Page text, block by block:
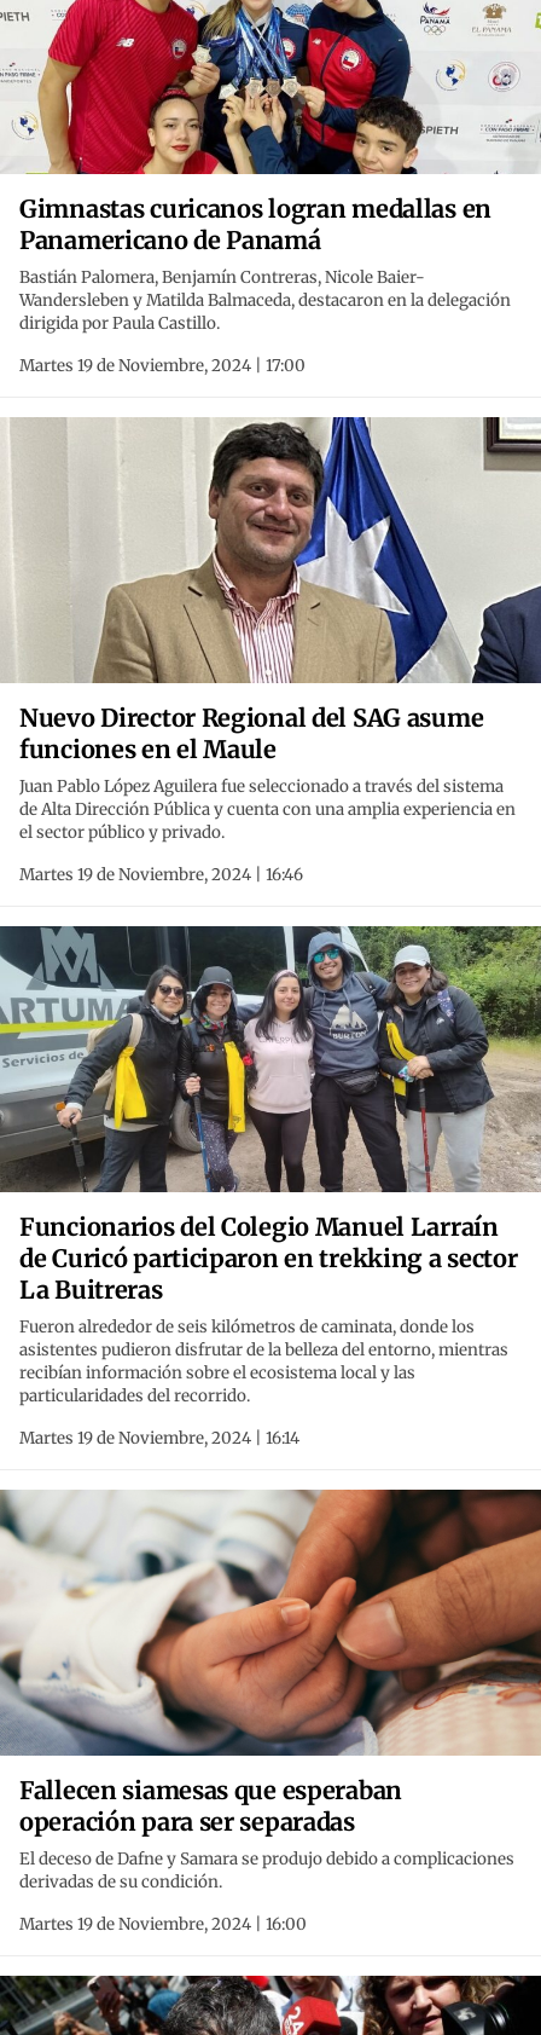
Gimnastas curicanos logran medallas en
Panamericano de Panamá
Bastián Palomera, Benjamín Contreras, Nicole Baier-
Wandersleben y Matilda Balmaceda, destacaron en la delegación
dirigida por Paula Castillo.
Martes 19 de Noviembre, 2024 | 17:00
Nuevo Director Regional del SAG asume
funciones en el Maule
Juan Pablo López Aguilera fue seleccionado a través del sistema
de Alta Dirección Pública y cuenta con una amplia experiencia en
el sector público y privado.
Martes 19 de Noviembre, 2024 | 16:46
Funcionarios del Colegio Manuel Larraín
de Curicó participaron en trekking a sector
La Buitreras
Fueron alrededor de seis kilómetros de caminata, donde los
asistentes pudieron disfrutar de la belleza del entorno, mientras
recibían información sobre el ecosistema local y las
particularidades del recorrido.
Martes 19 de Noviembre, 2024 | 16:14
Fallecen siamesas que esperaban
operación para ser separadas
El deceso de Dafne y Samara se produjo debido a complicaciones
derivadas de su condición.
Martes 19 de Noviembre, 2024 | 16:00